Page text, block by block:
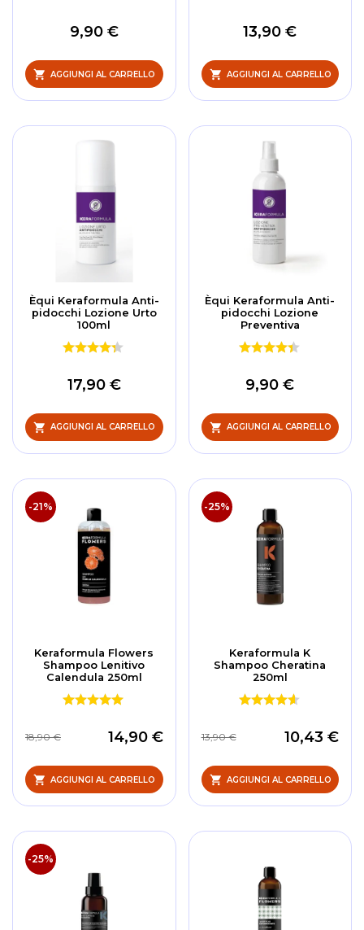
9,90 €
AGGIUNGI AL CARRELLO
13,90 €
AGGIUNGI AL CARRELLO
Èqui Keraformula Anti-
pidocchi Lozione Urto
100ml
17,90 €
AGGIUNGI AL CARRELLO
Èqui Keraformula Anti-
pidocchi Lozione
Preventiva
9,90 €
AGGIUNGI AL CARRELLO
-21%
Keraformula Flowers
Shampoo Lenitivo
Calendula 250ml
14,90 €
18,90 €
AGGIUNGI AL CARRELLO
-25%
Keraformula K
Shampoo Cheratina
250ml
10,43 €
13,90 €
AGGIUNGI AL CARRELLO
-25%